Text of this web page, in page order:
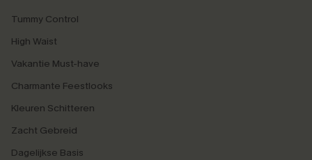
Tummy Control
High Waist
Vakantie Must-have
Charmante Feestlooks
Kleuren Schitteren
Zacht Gebreid
Dagelijkse Basis